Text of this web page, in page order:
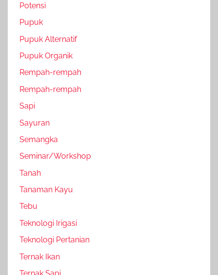
Potensi
Pupuk
Pupuk Alternatif
Pupuk Organik
Rempah-rempah
Rempah-rempah
Sapi
Sayuran
Semangka
Seminar/Workshop
Tanah
Tanaman Kayu
Tebu
Teknologi Irigasi
Teknologi Pertanian
Ternak Ikan